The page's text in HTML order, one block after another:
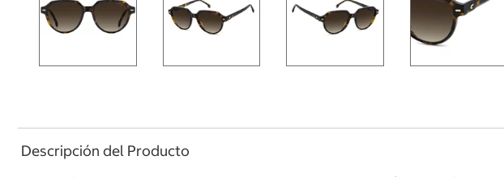
Descripción del Producto